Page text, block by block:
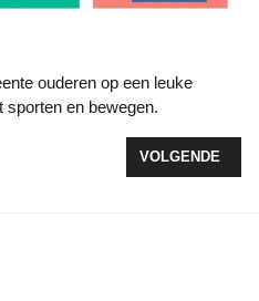
en bewegen.
MINI MARATHON ZEEWOLDE
VOLGENDE
VOLGENDE